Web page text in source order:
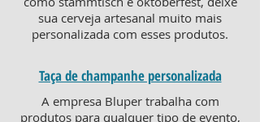
sua cerveja artesanal muito mais
personalizada com esses produtos.
Taça de champanhe personalizada
A empresa Bluper trabalha com
produtos para qualquer tipo de evento,